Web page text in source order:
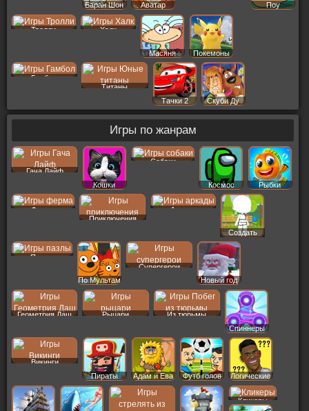
Баран Шон
Аватар
Поу
Тролли Халк
Масяня Покемоны
Гамбол
Титаны
Тачки 2
Скуби Ду
Игры по жанрам
Гача Лайф
Кошки
Собаки
Космос Рыбки
Ферма
Приключения
Аркады
Создать
Пер
Пазлы
По Мультам
Супергерои
Новый год
Геометрия Даш Рыцари
Из тюрьмы
Спиннеры
Викинги
Пираты
Адам и Ева Футб голов Логические
Кликеры